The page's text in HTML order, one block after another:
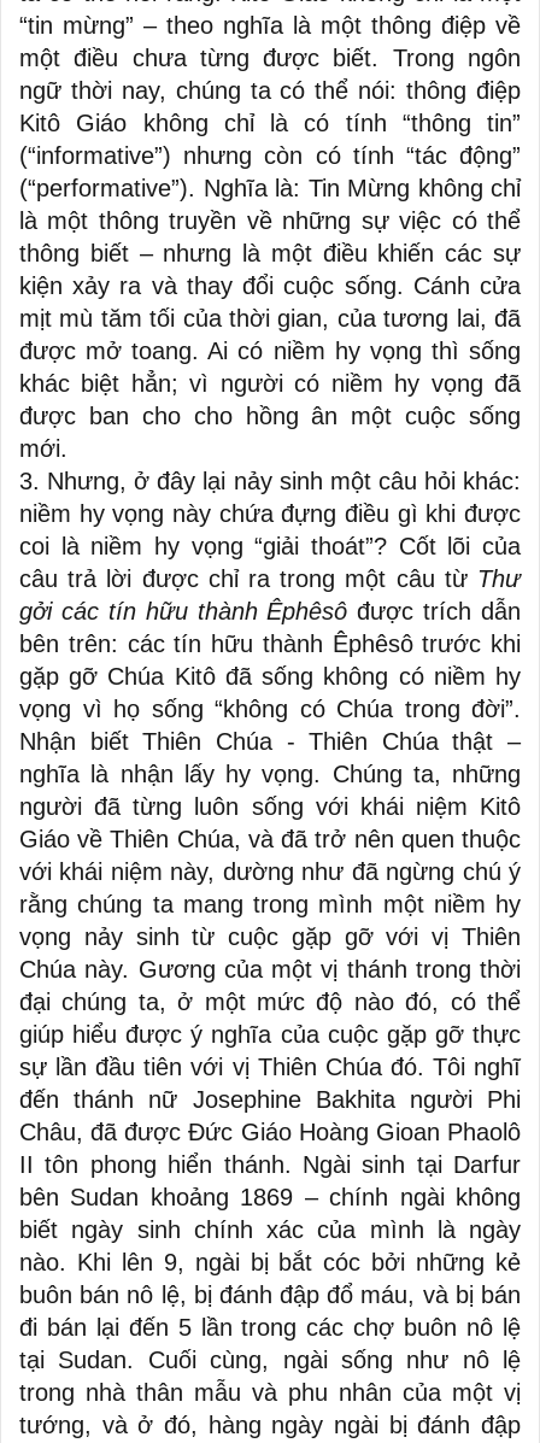
“tin mừng” – theo nghĩa là một thông điệp về
một điều chưa từng được biết. Trong ngôn
ngữ thời nay, chúng ta có thể nói: thông điệp
Kitô Giáo không chỉ là có tính “thông tin”
(“informative”) nhưng còn có tính “tác động”
(“performative”). Nghĩa là: Tin Mừng không chỉ
là một thông truyền về những sự việc có thể
thông biết – nhưng là một điều khiến các sự
kiện xảy ra và thay đổi cuộc sống. Cánh cửa
mịt mù tăm tối của thời gian, của tương lai, đã
được mở toang. Ai có niềm hy vọng thì sống
khác biệt hẳn; vì người có niềm hy vọng đã
được ban cho cho hồng ân một cuộc sống
mới.
3. Nhưng, ở đây lại nảy sinh một câu hỏi khác:
niềm hy vọng này chứa đựng điều gì khi được
coi là niềm hy vọng “giải thoát”? Cốt lõi của
câu trả lời được chỉ ra trong một câu từ Thư
gởi các tín hữu thành Êphêsô được trích dẫn
bên trên: các tín hữu thành Êphêsô trước khi
gặp gỡ Chúa Kitô đã sống không có niềm hy
vọng vì họ sống “không có Chúa trong đời”.
Nhận biết Thiên Chúa - Thiên Chúa thật –
nghĩa là nhận lấy hy vọng. Chúng ta, những
người đã từng luôn sống với khái niệm Kitô
Giáo về Thiên Chúa, và đã trở nên quen thuộc
với khái niệm này, dường như đã ngừng chú ý
rằng chúng ta mang trong mình một niềm hy
vọng nảy sinh từ cuộc gặp gỡ với vị Thiên
Chúa này. Gương của một vị thánh trong thời
đại chúng ta, ở một mức độ nào đó, có thể
giúp hiểu được ý nghĩa của cuộc gặp gỡ thực
sự lần đầu tiên với vị Thiên Chúa đó. Tôi nghĩ
đến thánh nữ Josephine Bakhita người Phi
Châu, đã được Đức Giáo Hoàng Gioan Phaolô
II tôn phong hiển thánh. Ngài sinh tại Darfur
bên Sudan khoảng 1869 – chính ngài không
biết ngày sinh chính xác của mình là ngày
nào. Khi lên 9, ngài bị bắt cóc bởi những kẻ
buôn bán nô lệ, bị đánh đập đổ máu, và bị bán
đi bán lại đến 5 lần trong các chợ buôn nô lệ
tại Sudan. Cuối cùng, ngài sống như nô lệ
trong nhà thân mẫu và phu nhân của một vị
tướng, và ở đó, hàng ngày ngài bị đánh đập